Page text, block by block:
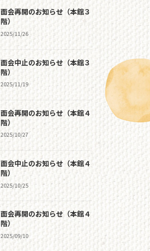
面会再開のお知らせ（本館３
階）
2025/11/26
面会中止のお知らせ（本館３
階）
2025/11/19
面会再開のお知らせ（本館４
階）
2025/10/27
面会中止のお知らせ（本館４
階）
2025/10/25
面会再開のお知らせ（本館４
階）
2025/09/10